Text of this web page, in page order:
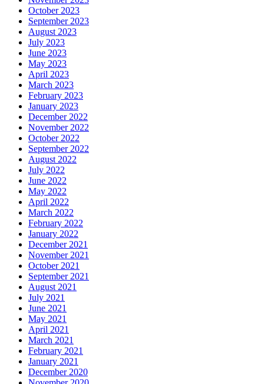
October 2023
September 2023
August 2023
July 2023
June 2023
May 2023
April 2023
March 2023
February 2023
January 2023
December 2022
November 2022
October 2022
September 2022
August 2022
July 2022
June 2022
May 2022
April 2022
March 2022
February 2022
January 2022
December 2021
November 2021
October 2021
September 2021
August 2021
July 2021
June 2021
May 2021
April 2021
March 2021
February 2021
January 2021
December 2020